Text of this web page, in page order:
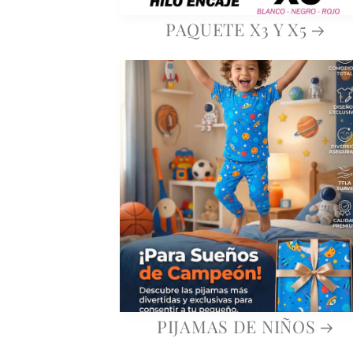
PAQUETE X3 Y X5
PIJAMAS DE NIÑOS